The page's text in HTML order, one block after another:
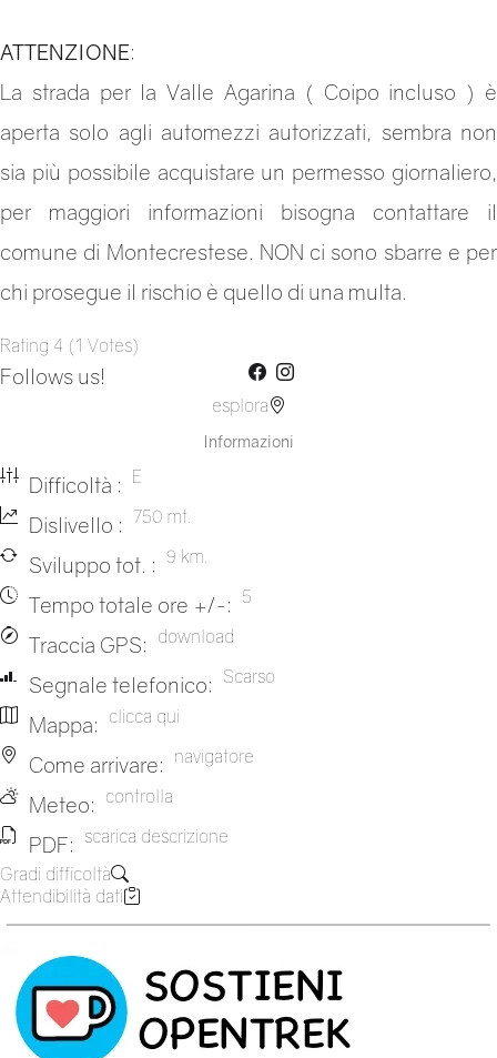
ATTENZIONE:
La strada per la Valle Agarina ( Coipo incluso ) è
aperta solo agli automezzi autorizzati, sembra non
sia più possibile acquistare un permesso giornaliero,
per maggiori informazioni bisogna contattare il
comune di Montecrestese. NON ci sono sbarre e per
chi prosegue il rischio è quello di una multa.
Rating 4 (1 Votes)
Follows us!
esplora
Informazioni
Difficoltà : E
Dislivello : 750 mt.
Sviluppo tot. : 9 km.
Tempo totale ore +/-: 5
Traccia GPS: download
Segnale telefonico: Scarso
Mappa: clicca qui
Come arrivare: navigatore
Meteo: controlla
PDF: scarica descrizione
Gradi difficoltà
Attendibilità dati